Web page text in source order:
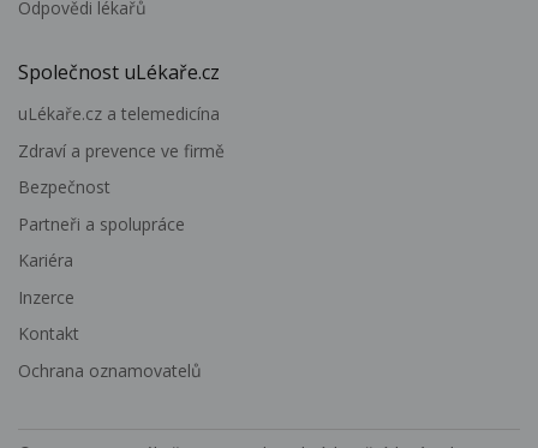
Odpovědi lékařů
Společnost uLékaře.cz
uLékaře.cz a telemedicína
Zdraví a prevence ve firmě
Bezpečnost
Partneři a spolupráce
Kariéra
Inzerce
Kontakt
Ochrana oznamovatelů